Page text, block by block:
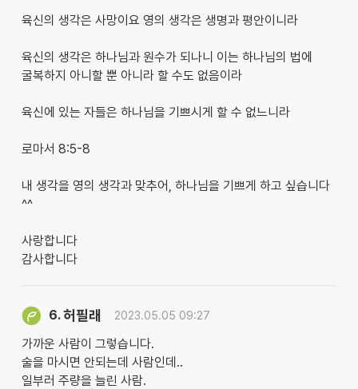
육신의 생각은 사망이요 영의 생각은 생명과 평안이니라
육신의 생각은 하나님과 원수가 되나니 이는 하나님의 법에
굴복하지 아니할 뿐 아니라 할 수도 없음이라
육신에 있는 자들은 하나님을 기쁘시게 할 수 없느니라
로마서 8:5-8
내 생각을 영의 생각과 맞추어, 하나님을 기쁘게 하고 싶습니다
^^
사랑합니다
감사합니다
6.허필래 2023.05.05 09:27
가까운 사람이 그렇습니다.
술을 마시면 안되는데 사람인데..
일부러 주량을 늘린 사람.